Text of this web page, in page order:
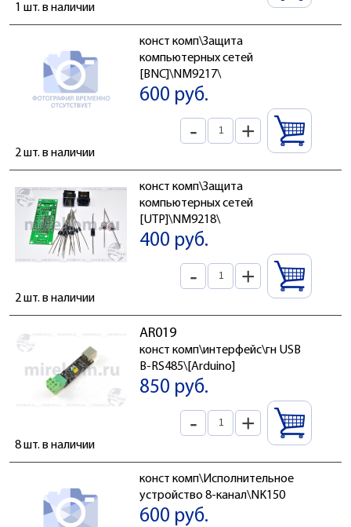
1 шт. в наличии
конст комп\Защита
компьютерных сетей
[BNC]\NM9217\
600 руб.
- +
2 шт. в наличии
конст комп\Защита
компьютерных сетей
[UTP]\NM9218\
400 руб.
- +
2 шт. в наличии
AR019
конст комп\интерфейс\гн USB
B-RS485\[Arduino]
850 руб.
- +
8 шт. в наличии
конст комп\Исполнительное
устройство 8-канал\NK150
600 руб.